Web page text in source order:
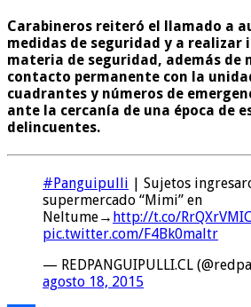
Carabineros reiteró el llamado a
medidas de seguridad y a realizar
materia de seguridad, además de
contacto permanente con la
cuadrantes y números de
ante la cercanía de una época de
delincuentes.
#Panguipulli | Sujetos
supermercado “Mimi” en
Neltume→ http://t.co/
pic.twitter.com/F4Bk0maltr
— REDPANGUIPULLI.CL
agosto 18, 2015